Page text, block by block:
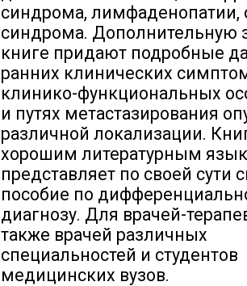
синдрома, лимфаденопатии,
синдрома. Дополнительную
книге придают подробные
ранних клинических
клинико-функциональных
и путях метастазирования
различной локализации.
хорошим литературным
представляет по своей сути
пособие по
диагнозу. Для врачей-
также врачей различных
специальностей и студентов
медицинских вузов.